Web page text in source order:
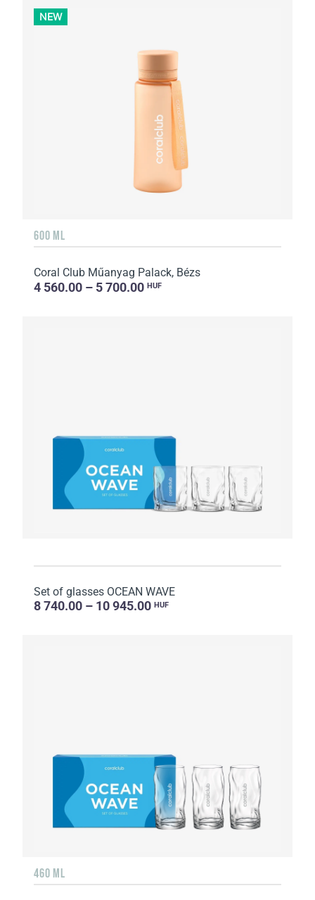
NEW
600 ML
Coral Club Műanyag Palack, Bézs
4 560.00 – 5 700.00 HUF
Set of glasses OCEAN WAVE
8 740.00 – 10 945.00 HUF
460 ML